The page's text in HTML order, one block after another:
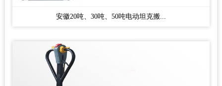
安徽20吨、30吨、50吨电动坦克搬...